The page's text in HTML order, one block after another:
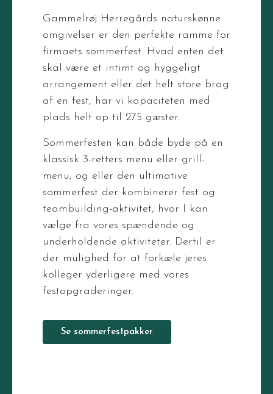
Gammelrøj Herregårds naturskønne
omgivelser er den perfekte ramme for
firmaets sommerfest. Hvad enten det
skal være et intimt og hyggeligt
arrangement eller det helt store brag
af en fest, har vi kapaciteten med
plads helt op til 275 gæster.
Sommerfesten kan både byde på en
klassisk 3-retters menu eller grill-
menu, og eller den ultimative
sommerfest der kombinerer fest og
teambuilding-aktivitet, hvor I kan
vælge fra vores spændende og
underholdende aktiviteter. Dertil er
der mulighed for at forkæle jeres
kolleger yderligere med vores
festopgraderinger.
Se sommerfestpakker